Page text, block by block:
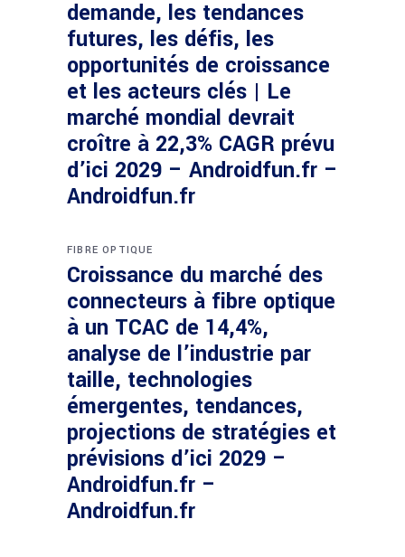
demande, les tendances
futures, les défis, les
opportunités de croissance
et les acteurs clés | Le
marché mondial devrait
croître à 22,3% CAGR prévu
d’ici 2029 – Androidfun.fr –
Androidfun.fr
FIBRE OPTIQUE
Croissance du marché des
connecteurs à fibre optique
à un TCAC de 14,4%,
analyse de l’industrie par
taille, technologies
émergentes, tendances,
projections de stratégies et
prévisions d’ici 2029 –
Androidfun.fr –
Androidfun.fr